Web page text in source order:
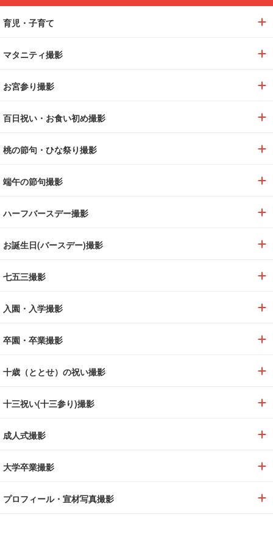
育児・子育て
マタニティ撮影
お宮参り撮影
百日祝い・お食い初め撮影
桃の節句・ひな祭り撮影
端午の節句撮影
ハーフバースデー撮影
お誕生日(バースデー)撮影
七五三撮影
入園・入学撮影
卒園・卒業撮影
十歳（ととせ）の祝い撮影
十三祝い(十三参り)撮影
成人式撮影
大学卒業撮影
プロフィール・宣材写真撮影